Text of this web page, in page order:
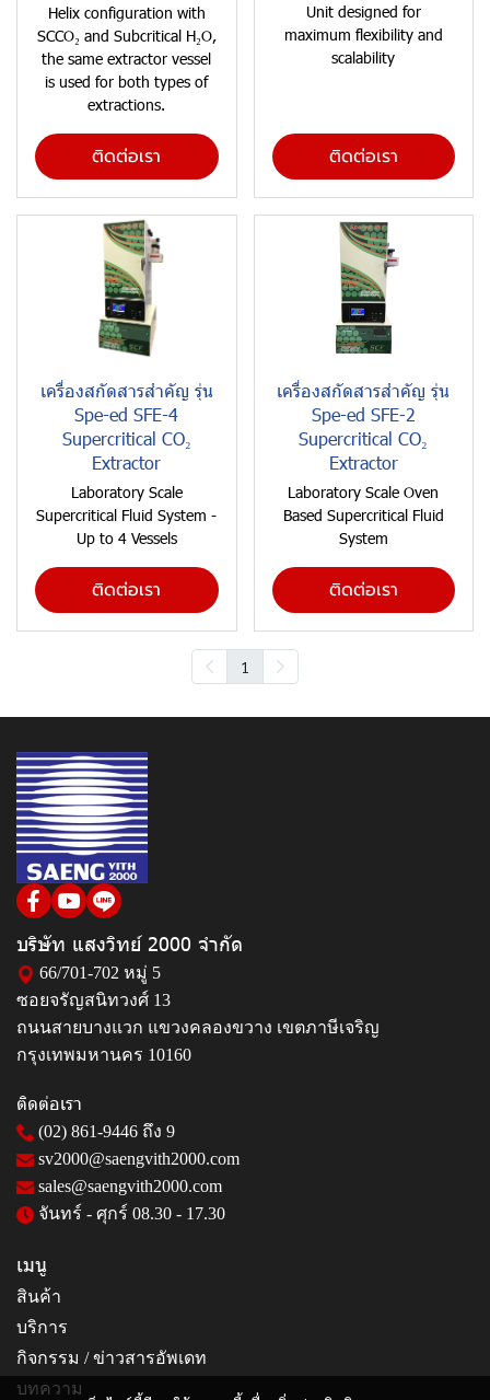
Helix configuration with
SCCO₂ and Subcritical H₂O,
the same extractor vessel
is used for both types of
extractions.
ติดต่อเรา
Unit designed for
maximum flexibility and
scalability
ติดต่อเรา
เครื่องสกัดสารสำคัญ รุ่น
Spe-ed SFE-4
Supercritical CO₂
Extractor
Laboratory Scale
Supercritical Fluid System -
Up to 4 Vessels
ติดต่อเรา
เครื่องสกัดสารสำคัญ รุ่น
Spe-ed SFE-2
Supercritical CO₂
Extractor
Laboratory Scale Oven
Based Supercritical Fluid
System
ติดต่อเรา
1
บริษัท แสงวิทย์ 2000 จำกัด
66/701-702 หมู่ 5
ซอยจรัญสนิทวงศ์ 13
ถนนสายบางแวก แขวงคลองขวาง เขตภาษีเจริญ
กรุงเทพมหานคร 10160
ติดต่อเรา
(02) 861-9446 ถึง 9
sv2000@saengvith2000.com
sales@saengvith2000.com
จันทร์ - ศุกร์ 08.30 - 17.30
เมนู
สินค้า
บริการ
กิจกรรม / ข่าวสารอัพเดท
บทความ